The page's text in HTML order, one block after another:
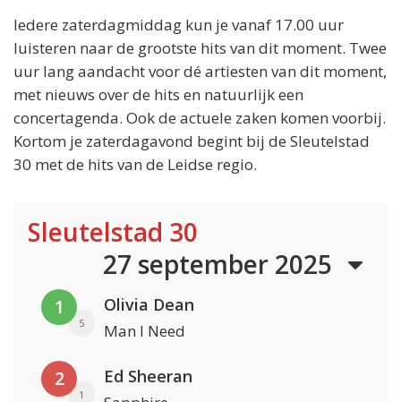
Iedere zaterdagmiddag kun je vanaf 17.00 uur
luisteren naar de grootste hits van dit moment. Twee
uur lang aandacht voor dé artiesten van dit moment,
met nieuws over de hits en natuurlijk een
concertagenda. Ook de actuele zaken komen voorbij.
Kortom je zaterdagavond begint bij de Sleutelstad
30 met de hits van de Leidse regio.
Sleutelstad 30
27 september 2025
1
5
Olivia Dean
Man I Need
2
1
Ed Sheeran